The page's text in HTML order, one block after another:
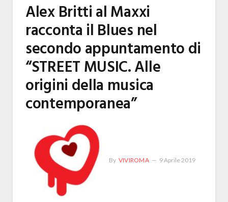
Alex Britti al Maxxi
racconta il Blues nel
secondo appuntamento di
“STREET MUSIC. Alle
origini della musica
contemporanea”
By VIVIROMA 9 Aprile 2019